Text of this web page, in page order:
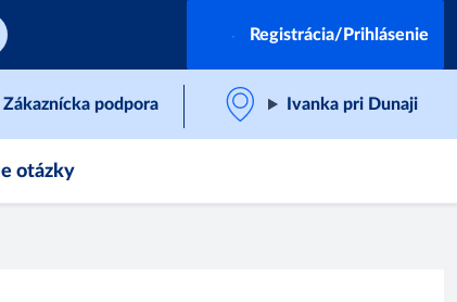
Registrácia/Prihlásenie
Zákaznícka podpora Ivanka pri Dunaji
otázky